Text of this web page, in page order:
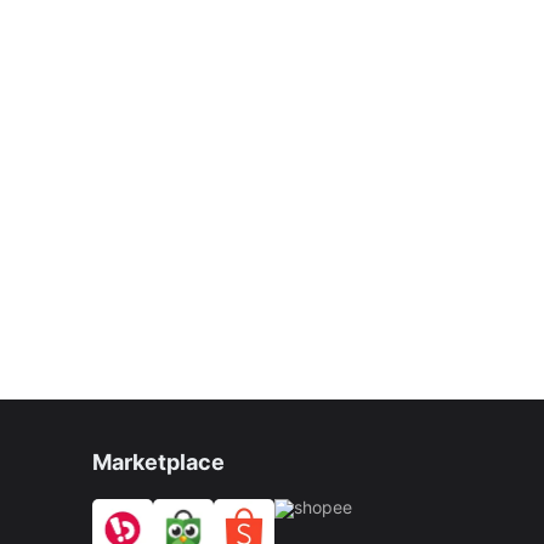
Marketplace